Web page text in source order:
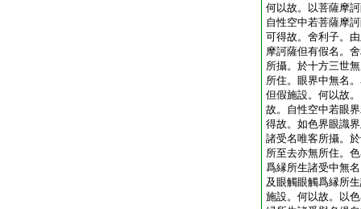
何以故。以菩薩摩
自性空中若菩薩摩
可得故。舍利子。
摩訶薩但有假名。
所攝。於十方三世
所住。眼界中無名
但假施設。何以故
故。自性空中若眼
得故。如色界眼識
諸受名唯客所攝。
所至去亦無所住。
爲縁所生諸受中無
及眼觸眼觸爲縁所
施設。何以故。以